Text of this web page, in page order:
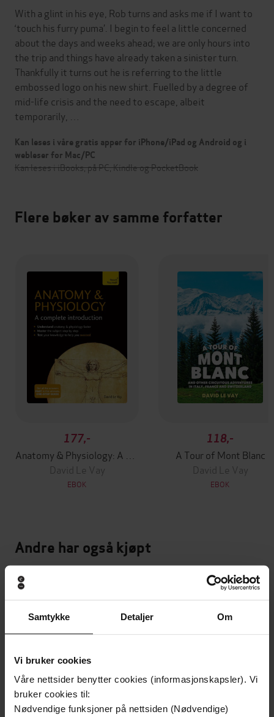
Samtykke Detaljer Om
Vi bruker cookies
Våre nettsider benytter cookies (informasjonskapsler). Vi
bruker cookies til:
Nødvendige funksjoner på nettsiden (Nødvendige)
With a glint in his eye, Rob turns and asks me if I want to
‘touch his furry puma’. I begin to feel a little concerned
about the days and weeks ahead; we are only hours into
the trip and things have already taken a sinister turn.
Thankfully it turns out he is referring to the little
embossed logo on his new shirt. Fuelled by a degree of
mid-life crisis and the need to escape, albeit
temporarily, …
Kan leses i våre gratis apper for iPhone/iPad og Android og i
webleser for Mac/PC
Kan leses i iBooks, på PC, Kindle og PocketBook
Flere bøker av samme forfatter
177,-
David Le Vay
EBOK
118,-
A Tour of Mont Blanc
David Le Vay
EBOK
Andre har også kjøpt
Premium